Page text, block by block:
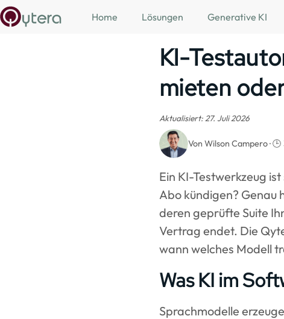
Skip to main content
Home
Lösungen Generative KI
KI-
mieten
Aktualisiert: 27. Juli 2026
Von Wilson Campero ·
Ein KI-Testwerkzeug
Abo kündigen? Genau
deren geprüfte Suite
Vertrag endet. Die
wann welches Modell
Was KI im
Sprachmodelle